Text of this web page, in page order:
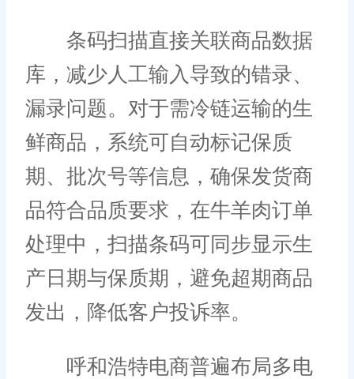
条码扫描直接关联商品数据
库，减少人工输入导致的错录、
漏录问题。对于需冷链运输的生
鲜商品，系统可自动标记保质
期、批次号等信息，确保发货商
品符合品质要求，在牛羊肉订单
处理中，扫描条码可同步显示生
产日期与保质期，避免超期商品
发出，降低客户投诉率。
呼和浩特电商普遍布局多电